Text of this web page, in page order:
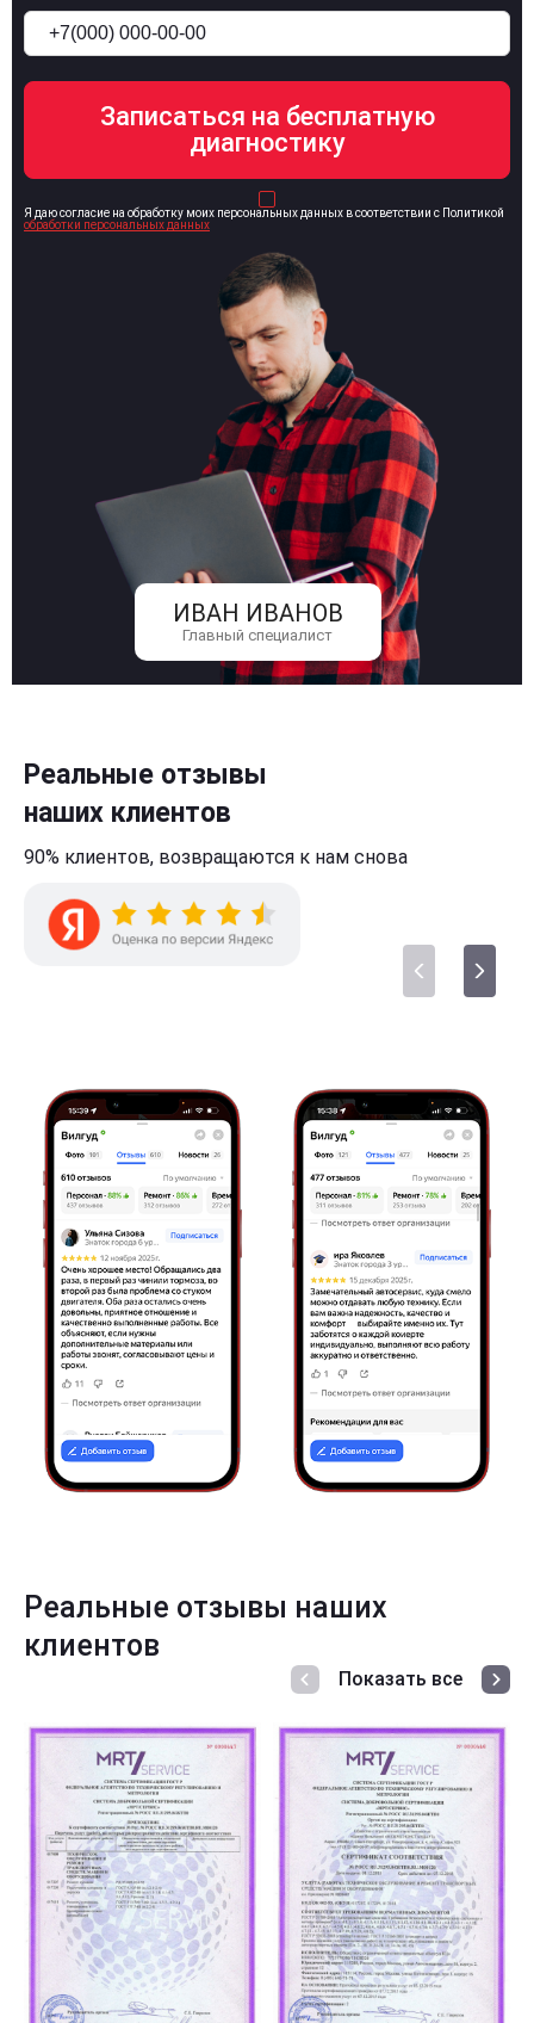
ИВАН ИВАНОВ
Главный специалист
Я даю согласие на обработку моих персональных данных в соответствии с Политикой
обработки персональных данных
Реальные отзывы
наших клиентов
90% клиентов, возвращаются к нам снова
Реальные отзывы наших
клиентов
Показать все